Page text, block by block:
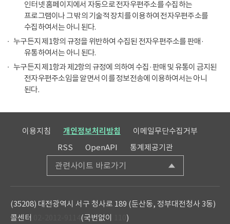
인터넷 홈페이지에서 자동으로 전자우편주소를 수집하는
프로그램이나 그 밖의 기술적 장치를 이용하여 전자우편주소를
수집하여서는 아니 된다.
누구든지 제1항의 규정을 위반하여 수집된 전자우편주소를 판매·
유통하여서는 아니 된다.
누구든지 제1항과 제2항의 규정에 의하여 수집·판매 및 유통이 금지된
전자우편주소임을 알면서 이를 정보전송에 이용하여서는 아니
된다.
이용지침 개인정보처리방침
이메일무단수집거부
RSS
OpenAPI 통계제공기관
관련사이트 바로가기
(35208) 대전광역시 서구 청사로 189 (둔산동, 정부대전청사 3동)
콜센터
(국번없이 )